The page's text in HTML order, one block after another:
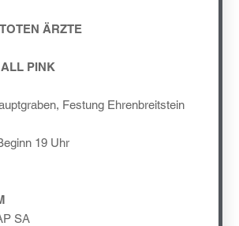
ÄRZTE
ALL PINK
Festung Ehrenbreitstein
19 Uhr
SA